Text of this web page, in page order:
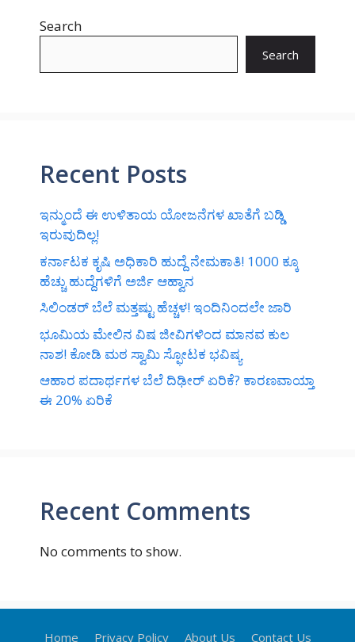
Search
Search
Recent Posts
ಇನ್ಮುಂದೆ ಈ ಉಳಿತಾಯ ಯೋಜನೆಗಳ ಖಾತೆಗೆ ಬಡ್ಡಿ
ಇರುವುದಿಲ್ಲ!
ಕರ್ನಾಟಕ ಕೃಷಿ ಅಧಿಕಾರಿ ಹುದ್ದೆ ನೇಮಕಾತಿ! 1000 ಕ್ಕೂ
ಹೆಚ್ಚು ಹುದ್ದೆಗಳಿಗೆ ಅರ್ಜಿ ಆಹ್ವಾನ
ಸಿಲಿಂಡರ್‌ ಬೆಲೆ ಮತ್ತಷ್ಟು ಹೆಚ್ಚಳ! ಇಂದಿನಿಂದಲೇ ಜಾರಿ
ಭೂಮಿಯ ಮೇಲಿನ ವಿಷ ಜೀವಿಗಳಿಂದ ಮಾನವ ಕುಲ
ನಾಶ! ಕೋಡಿ ಮಠ ಸ್ವಾಮಿ ಸ್ಫೋಟಕ ಭವಿಷ್ಯ
ಆಹಾರ ಪದಾರ್ಥಗಳ ಬೆಲೆ ದಿಢೀರ್‌ ಏರಿಕೆ? ಕಾರಣವಾಯ್ತಾ
ಈ 20% ಏರಿಕೆ
Recent Comments
No comments to show.
Home Privacy Policy About Us Contact Us